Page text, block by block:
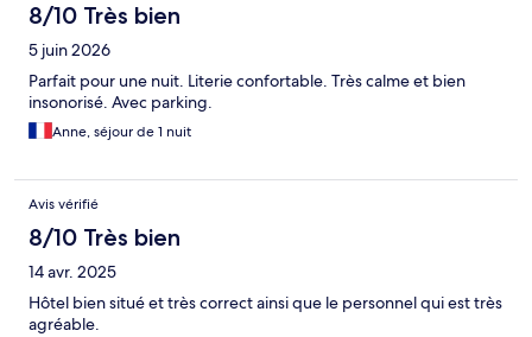
8/10 Très bien
5 juin 2026
Parfait pour une nuit. Literie confortable. Très calme et bien
insonorisé. Avec parking.
Anne, séjour de 1 nuit
Avis vérifié
8/10 Très bien
14 avr. 2025
Hôtel bien situé et très correct ainsi que le personnel qui est très
agréable.